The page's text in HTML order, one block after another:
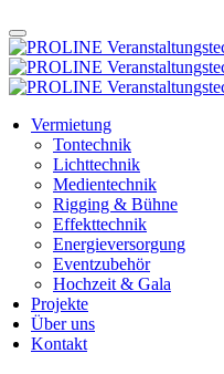
Vermietung
Tontechnik
Lichttechnik
Medientechnik
Rigging & Bühne
Effekttechnik
Energieversorgung
Eventzubehör
Hochzeit & Gala
Projekte
Über uns
Kontakt